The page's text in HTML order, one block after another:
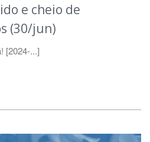
e cheio de
(30/jun)
[2024-...]